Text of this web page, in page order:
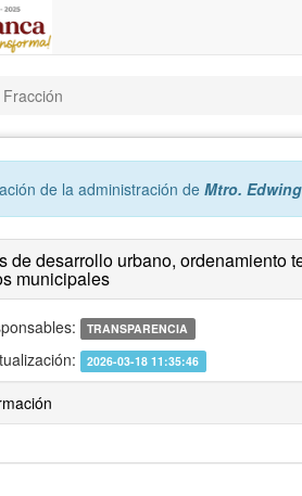
de la administración de Mtro.
de desarrollo urbano, ordenamiento
municipales
TRANSPARENCIA
2026-03-18 11:35:46